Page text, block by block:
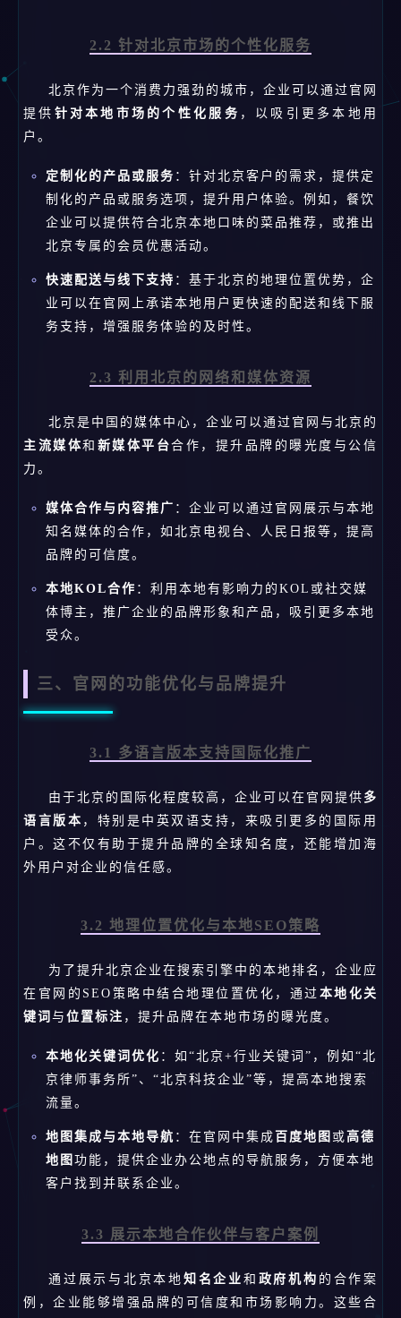
2.2 针对北京市场的个性化服务
北京作为一个消费力强劲的城市，企业可以通过官网
提供 针对本地市场的个性化服务 ，以吸引更多本地用
户。
定制化的产品或服务 ：针对北京客户的需求，提供定
制化的产品或服务选项，提升用户体验。例如，餐饮
企业可以提供符合北京本地口味的菜品推荐，或推出
北京专属的会员优惠活动。
快速配送与线下支持 ：基于北京的地理位置优势，企
业可以在官网上承诺本地用户更快速的配送和线下服
务支持，增强服务体验的及时性。
2.3 利用北京的网络和媒体资源
北京是中国的媒体中心，企业可以通过官网与北京的
主流媒体和 新媒体平台合作，提升品牌的曝光度与公信
力。
媒体合作与内容推广 ：企业可以通过官网展示与本地
知名媒体的合作，如北京电视台、人民日报等，提高
品牌的可信度。
本地KOL合作 ：利用本地有影响力的KOL或社交媒
体博主，推广企业的品牌形象和产品，吸引更多本地
受众。
三、官网的功能优化与品牌提升
3.1 多语言版本支持国际化推广
由于北京的国际化程度较高，企业可以在官网提供 多
语言版本 ，特别是中英双语支持，来吸引更多的国际用
户。这不仅有助于提升品牌的全球知名度，还能增加海
外用户对企业的信任感。
3.2 地理位置优化与本地SEO策略
为了提升北京企业在搜索引擎中的本地排名，企业应
在官网的SEO策略中结合地理位置优化，通过 本地化关
键词 与 位置标注 ，提升品牌在本地市场的曝光度。
本地化关键词优化 ：如“北京+行业关键词”，例如“北
京律师事务所”、“北京科技企业”等，提高本地搜索
流量。
地图集成与本地导航 ：在官网中集成 百度地图 或 高德
地图 功能，提供企业办公地点的导航服务，方便本地
客户找到并联系企业。
3.3 展示本地合作伙伴与客户案例
通过展示与北京本地 知名企业 和 政府机构 的合作案
例，企业能够增强品牌的可信度和市场影响力。这些合